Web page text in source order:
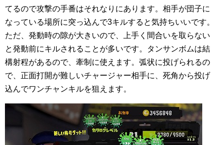
てるので攻撃の手番はそれなりにあります。相手が団子に
なっている場所に突っ込んで3キルすると気持ちいいです。
ただ、発動時の隙が大きいので、上手く間合いを取らない
と発動前にキルされることが多いです。タンサンボムは結
構射程があるので、牽制に使えます。弧状に投げられるの
で、正面打開が難しいチャージャー相手に、死角から投げ
込んでワンチャンキルを狙えます。